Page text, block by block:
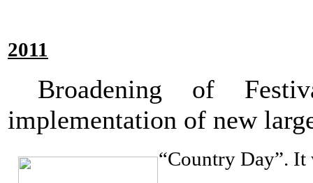
2011
Broadening of
implementation of new
“Country Day”. It